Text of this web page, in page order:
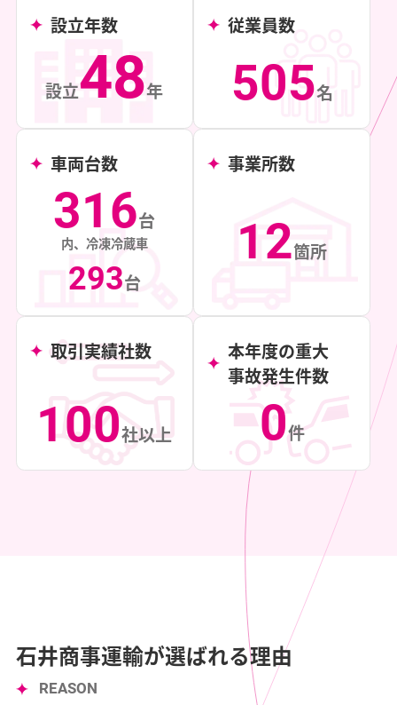
設立年数
設立48年
従業員数
505名
車両台数
316台
内、冷凍冷蔵車
293台
事業所数
12箇所
取引実績社数
100社以上
本年度の重大
事故発生件数
0件
石井商事運輸が選ばれる理由
REASON